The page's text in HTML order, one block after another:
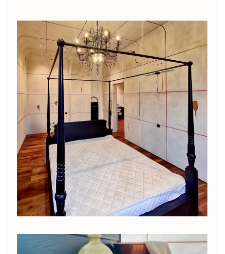
дерева и когда наступил момент
ее приобретения со всей ответственностью
и требовательностью подошла к выбору
исполнителя и воплотителя моей мечты. в итоге
приобрели не только кровать, но и две
тумбочки в комплект. С самого первого дня
общения с изготовителем установились
доверительные отношения, получила полное
представление о работе с деревом, советы,
рекомендации и предложения. Совместно
разработали эскизы с учетом всех
фантастических хотелок и индивидуальных
размеров мебели